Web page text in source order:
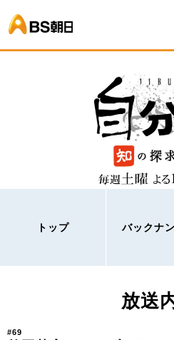
トップ バックナ
放送
#69